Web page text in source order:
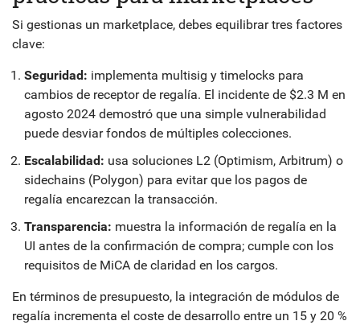
Si gestionas un marketplace, debes equilibrar tres factores
clave:
Seguridad: implementa multisig y timelocks para
cambios de receptor de regalía. El incidente de $2.3 M en
agosto 2024 demostró que una simple vulnerabilidad
puede desviar fondos de múltiples colecciones.
Escalabilidad: usa soluciones L2 (Optimism, Arbitrum) o
sidechains (Polygon) para evitar que los pagos de
regalía encarezcan la transacción.
Transparencia: muestra la información de regalía en la
UI antes de la confirmación de compra; cumple con los
requisitos de MiCA de claridad en los cargos.
En términos de presupuesto, la integración de módulos de
regalía incrementa el coste de desarrollo entre un 15 y 20 %